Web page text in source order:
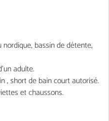
bassin de détente,
adulte.
, short de bain court autorisé.
et chaussons.